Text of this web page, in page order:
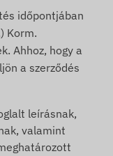
időpontjában
Korm.
Ahhoz, hogy a
a szerződés
leírásnak,
valamint